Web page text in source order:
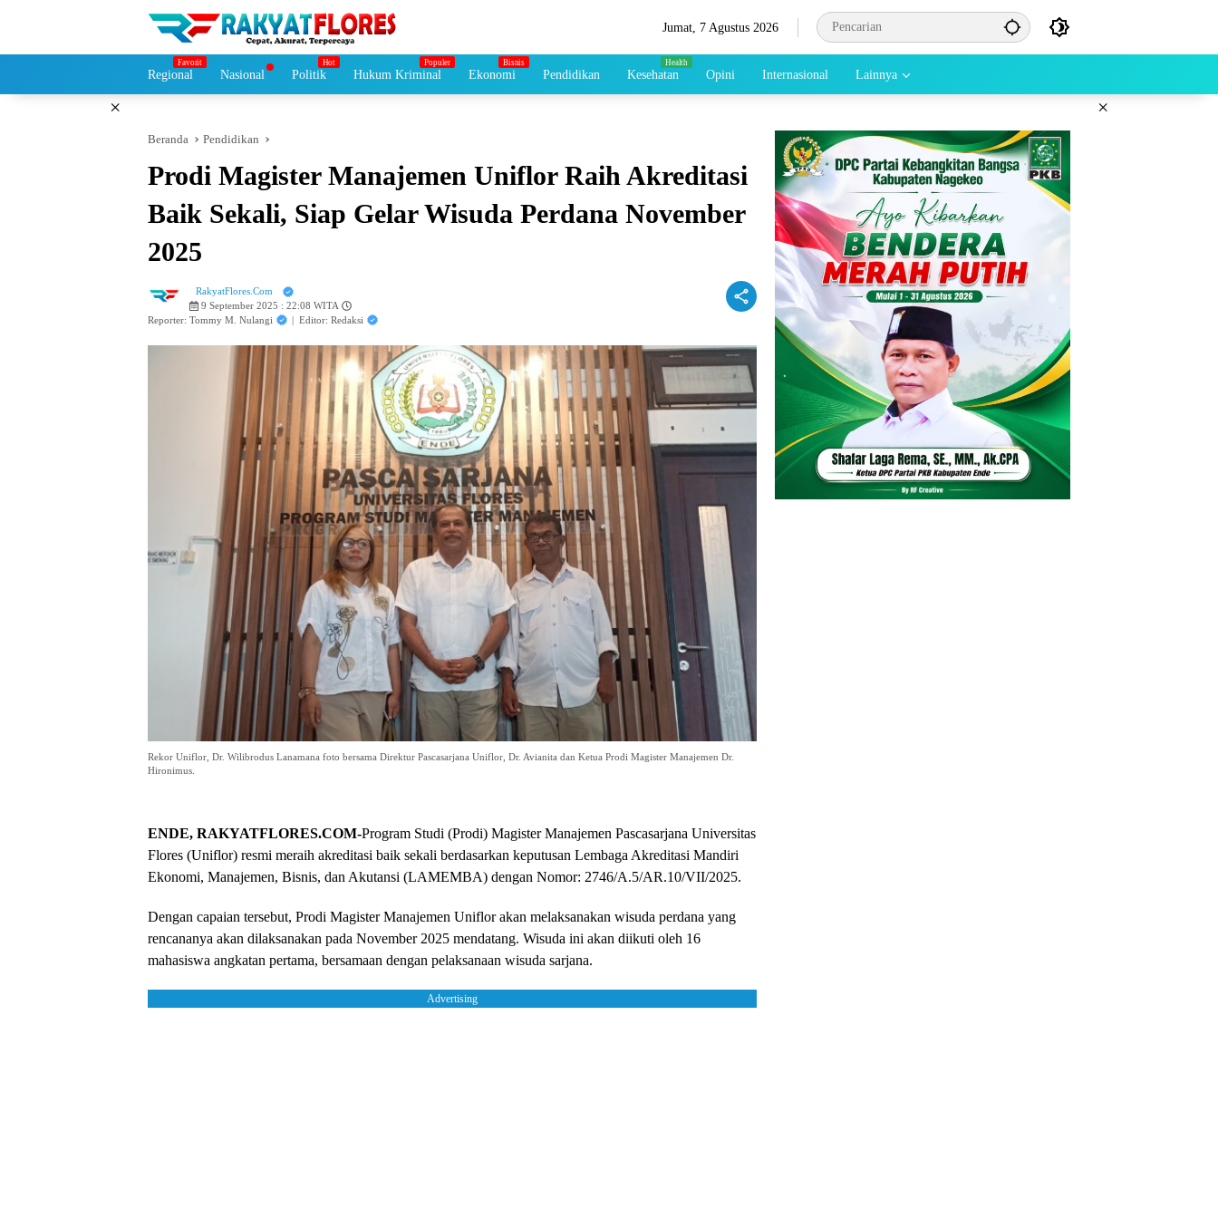
Jumat, 7 Agustus 2026
Regional Nasional Politik Hukum Kriminal Ekonomi Pendidikan Kesehatan Opini Internasional Lainnya
× ×
Beranda Pendidikan
Prodi Magister Manajemen Uniflor Raih Akreditasi
Baik Sekali, Siap Gelar Wisuda Perdana November
2025
RakyatFlores.Com
9 September 2025 : 22:08 WITA
Reporter: Tommy M. Nulangi
| Editor: Redaksi
Rekor Uniflor, Dr. Wilibrodus Lanamana foto bersama Direktur Pascasarjana Uniflor, Dr. Avianita dan Ketua Prodi Magister Manajemen Dr.
Hironimus.
ENDE, RAKYATFLORES.COM-Program Studi (Prodi) Magister Manajemen Pascasarjana Universitas
Flores (Uniflor) resmi meraih akreditasi baik sekali berdasarkan keputusan Lembaga Akreditasi Mandiri
Ekonomi, Manajemen, Bisnis, dan Akutansi (LAMEMBA) dengan Nomor: 2746/A.5/AR.10/VII/2025.
Dengan capaian tersebut, Prodi Magister Manajemen Uniflor akan melaksanakan wisuda perdana yang
rencananya akan dilaksanakan pada November 2025 mendatang. Wisuda ini akan diikuti oleh 16
mahasiswa angkatan pertama, bersamaan dengan pelaksanaan wisuda sarjana.
Advertising